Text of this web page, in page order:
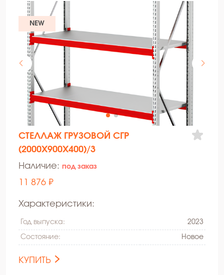
NEW
СТЕЛЛАЖ ГРУЗОВОЙ СГР
(2000Х900Х400)/3
Наличие: под заказ
11 876 ₽
Характеристики:
Год выпуска: 2023
Состояние: Hовое
КУПИТЬ